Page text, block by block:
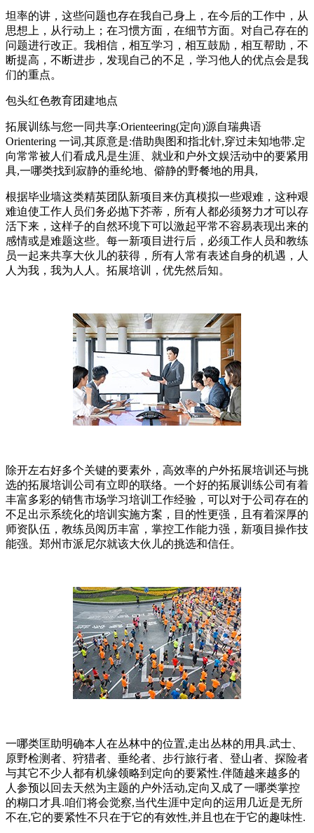
坦率的讲，这些问题也存在我自己身上，在今后的工作中，从
思想上，从行动上；在习惯方面，在细节方面。对自己存在的
问题进行改正。我相信，相互学习，相互鼓励，相互帮助，不
断提高，不断进步，发现自己的不足，学习他人的优点会是我
们的重点。
包头红色教育团建地点
拓展训练与您一同共享:Orienteering(定向)源自瑞典语
Orientering 一词,其原意是:借助舆图和指北针,穿过未知地带.定
向常常被人们看成凡是生涯、就业和户外文娱活动中的要紧用
具,一哪类找到寂静的垂纶地、僻静的野餐地的用具,
根据毕业墙这类精英团队新项目来仿真模拟一些艰难，这种艰
难迫使工作人员们务必抛下芥蒂，所有人都必须努力才可以存
活下来，这样子的自然环境下可以激起平常不容易表现出来的
感情或是难题这些。每一新项目进行后，必须工作人员和教练
员一起来共享大伙儿的获得，所有人常有表述自身的机遇，人
人为我，我为人人。拓展培训，优先然后知。
除开左右好多个关键的要素外，高效率的户外拓展培训还与挑
选的拓展培训公司有立即的联络。一个好的拓展训练公司有着
丰富多彩的销售市场学习培训工作经验，可以对于公司存在的
不足出示系统化的培训实施方案，目的性更强，且有着深厚的
师资队伍，教练员阅历丰富，掌控工作能力强，新项目操作技
能强。郑州市派尼尔就该大伙儿的挑选和信任。
一哪类匡助明确本人在丛林中的位置,走出丛林的用具.武士、
原野检测者、狩猎者、垂纶者、步行旅行者、登山者、探险者
与其它不少人都有机缘领略到定向的要紧性.伴随越来越多的
人参预以回去天然为主题的户外活动,定向又成了一哪类掌控
的糊口才具.咱们将会觉察,当代生涯中定向的运用几近是无所
不在,它的要紧性不只在于它的有效性,并且也在于它的趣味性.